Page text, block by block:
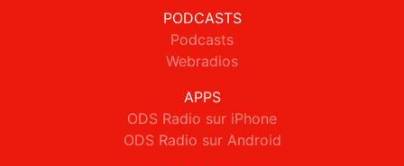
PODCASTS
Podcasts
Webradios
APPS
ODS Radio sur iPhone
ODS Radio sur Android